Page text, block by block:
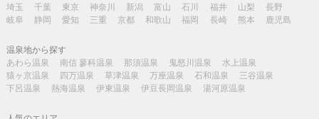
埼玉
千葉 東京 神奈川 新潟 富山 石川 福井 山梨
長野
岐阜
静岡 愛知 三重 京都 和歌山 福岡 長崎 熊本 鹿児島
温泉地から探す
あわら温泉
南信 蓼科温泉 那須温泉 鬼怒川温泉
水上温泉
猿ヶ京温泉
四万温泉 草津温泉 万座温泉 石和温泉
三谷温泉
下呂温泉
熱海温泉 伊東温泉 伊豆長岡温泉 湯河原温泉